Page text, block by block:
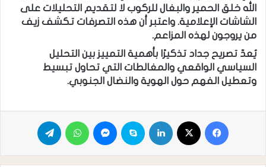
الله خلق الحمير والبغال للركوب لا لتقديم التحليلات على
الشاشات الإعلامية. واعتبر أن هذه التصرفات تكشف زيف
من يروجون لهذه المزاعم.
يُعدّ تصريح جداد تذكيرًا بأهمية التمييز بين التحليل
السياسي الواقعي والمغالطات التي تحاول تبسيط
وتعطيل الفهم حول الهوية والنضال الجنوبي.